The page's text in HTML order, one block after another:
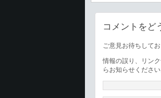
コメントをど
ご意見お待ちしてお
情報の誤り、リン
らお知らせください